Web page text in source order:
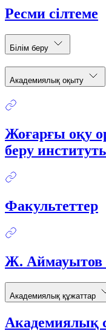
Ресми сілтеме
Білім беру
Академиялық оқыту
Жоғарғы оқу
беру
Факультеттер
Ж. Аймауытов
Академиялық құжаттар
Академиялық